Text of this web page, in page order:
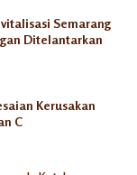
Semarang
Ditelantarkan
Kerusakan
C